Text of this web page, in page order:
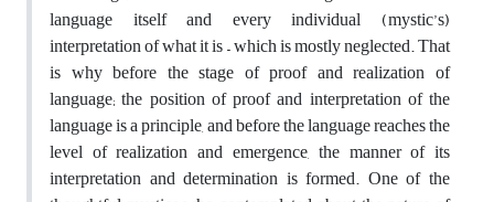
language itself and every individual (mystic’s)
interpretation of what it is – which is mostly neglected. That
is why before the stage of proof andrealization of
language; the position of proof and interpretation of the
languageis a principle, and before the language reaches the
level of realization and emergence, the manner of its
interpretation and determination is formed. One of the